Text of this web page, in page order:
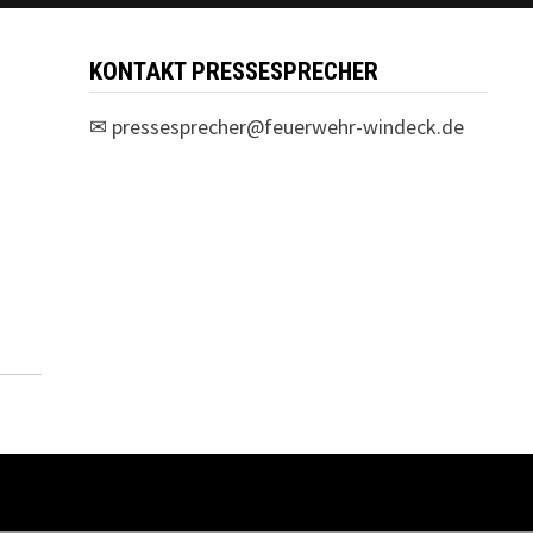
KONTAKT PRESSESPRECHER
✉ pressesprecher@feuerwehr-windeck.de